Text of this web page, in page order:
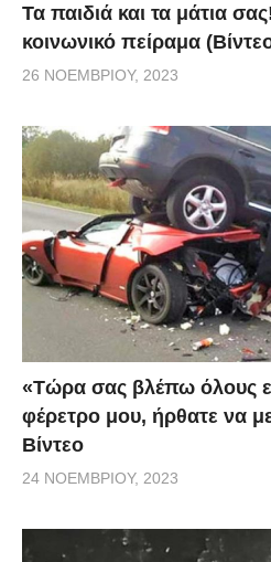
Τα παιδιά και τα μάτια
κοινωνικό πείραμα
26 ΝΟΕΜΒΡΊΟΥ, 2023
«Τώρα σας βλέπω όλους
φέρετρο μου, ήρθατε να
Βίντεο
24 ΝΟΕΜΒΡΊΟΥ, 2023